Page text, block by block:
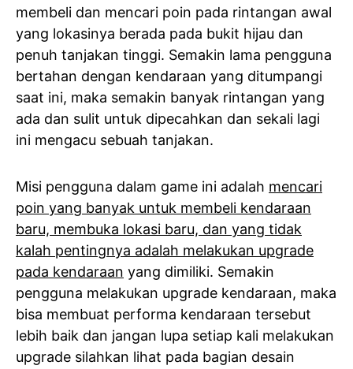
membeli dan mencari poin pada rintangan awal
yang lokasinya berada pada bukit hijau dan
penuh tanjakan tinggi. Semakin lama pengguna
bertahan dengan kendaraan yang ditumpangi
saat ini, maka semakin banyak rintangan yang
ada dan sulit untuk dipecahkan dan sekali lagi
ini mengacu sebuah tanjakan.
Misi pengguna dalam game ini adalah mencari
poin yang banyak untuk membeli kendaraan
baru, membuka lokasi baru, dan yang tidak
kalah pentingnya adalah melakukan upgrade
pada kendaraan yang dimiliki. Semakin
pengguna melakukan upgrade kendaraan, maka
bisa membuat performa kendaraan tersebut
lebih baik dan jangan lupa setiap kali melakukan
upgrade silahkan lihat pada bagian desain